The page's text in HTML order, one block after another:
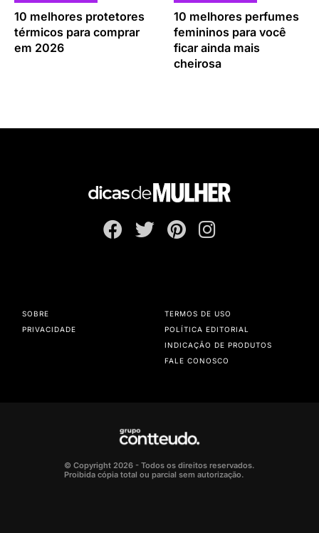
10 melhores protetores
térmicos para comprar
em 2026
10 melhores perfumes
femininos para você
ficar ainda mais
cheirosa
SOBRE
PRIVACIDADE
TERMOS DE USO
POLÍTICA EDITORIAL
INDICAÇÃO DE PRODUTOS
FALE CONOSCO
© Copyright 2026 - Todos os direitos reservados.
Proibida cópia total ou parcial sem autorização.